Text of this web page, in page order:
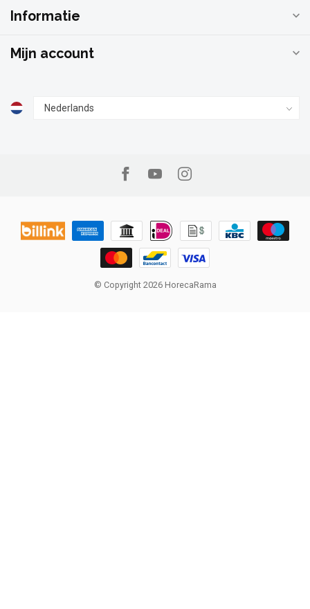
Informatie
Mijn account
© Copyright 2026 HorecaRama